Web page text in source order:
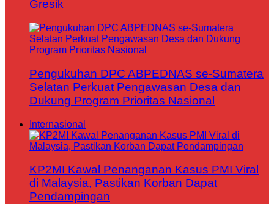
Gresik
Pengukuhan DPC ABPEDNAS se-Sumatera
Selatan Perkuat Pengawasan Desa dan
Dukung Program Prioritas Nasional
Internasional
KP2MI Kawal Penanganan Kasus PMI Viral
di Malaysia, Pastikan Korban Dapat
Pendampingan